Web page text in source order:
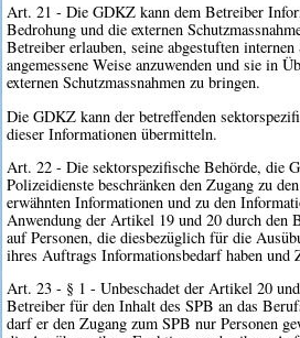
Art. 21 - Die GDKZ kann dem Betreiber
Bedrohung und die externen
Betreiber erlauben, seine abgestuften
angemessene Weise anzuwenden und sie in
externen Schutzmassnahmen zu bringen.
Die GDKZ kann der betreffenden
dieser Informationen übermitteln.
Art. 22 - Die sektorspezifische Behörde, die
Polizeidienste beschränken den Zugang zu
erwähnten Informationen und zu den
Anwendung der Artikel 19 und 20 durch den
auf Personen, die diesbezüglich für die
ihres Auftrags Informationsbedarf haben und
Art. 23 - § 1 - Unbeschadet der Artikel 20
Betreiber für den Inhalt des SPB an das
darf er den Zugang zum SPB nur Personen